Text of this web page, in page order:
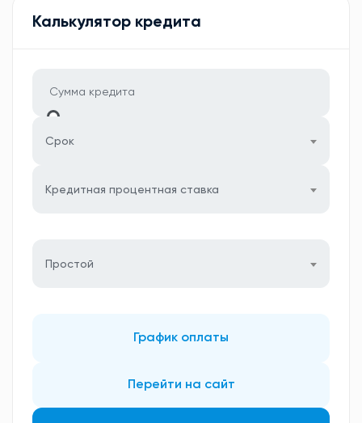
Калькулятор кредита
Срок
Кредитная процентная ставка
Простой
График оплаты
Перейти на сайт